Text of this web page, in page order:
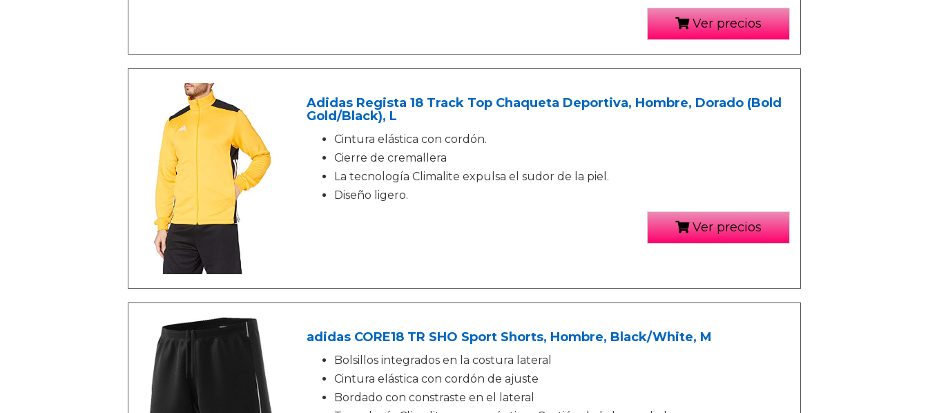
Ver precios
Adidas Regista 18 Track Top Chaqueta Deportiva, Hombre, Dorado (Bold
Gold/Black), L
Cintura elástica con cordón.
Cierre de cremallera
La tecnología Climalite expulsa el sudor de la piel.
Diseño ligero.
Ver precios
adidas CORE18 TR SHO Sport Shorts, Hombre, Black/White, M
Bolsillos integrados en la costura lateral
Cintura elástica con cordón de ajuste
Bordado con constraste en el lateral